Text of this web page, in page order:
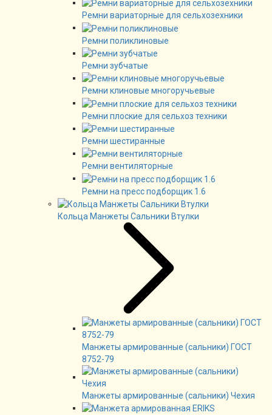
Ремни вариаторные для сельхозехники
Ремни поликлиновые
Ремни зубчатые
Ремни клиновые многоручьевые
Ремни плоские для сельхоз техники
Ремни шестиранные
Ремни вентиляторные
Ремни на пресс подборщик 1.6
Кольца Манжеты Сальники Втулки
Манжеты армированные (сальники) ГОСТ
8752-79
Манжеты армированные (сальники) Чехия